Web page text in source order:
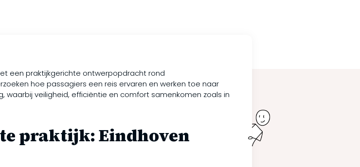
een praktijkgerichte ontwerpopdracht rond
hoe passagiers een reis ervaren en werken toe naar
waarbij veiligheid, efficiëntie en comfort samenkomen zoals in
praktijk: Eindhoven